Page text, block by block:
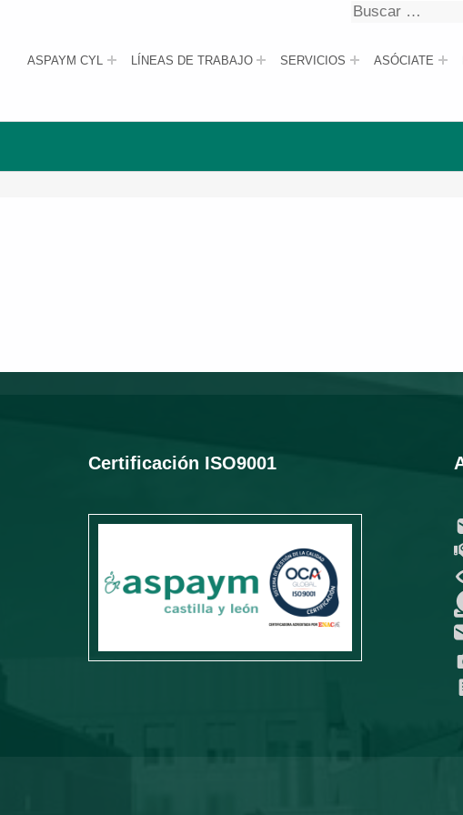
ASPAYM CYL LÍNEAS DE TRABAJO SERVICIOS ASÓCIATE
Buscar
Certificación ISO9001